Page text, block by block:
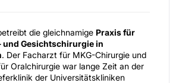
die gleichnamige Praxis für
und Gesichtschirurgie in
. Der Facharzt für MKG-Chirurgie und
Oralchirurgie war lange Zeit an der
der Universitätskliniken